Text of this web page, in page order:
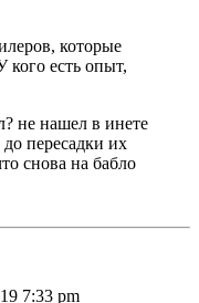
которые
кого есть опыт,
не нашел в инете
пересадки их
снова на бабло
7:33 pm